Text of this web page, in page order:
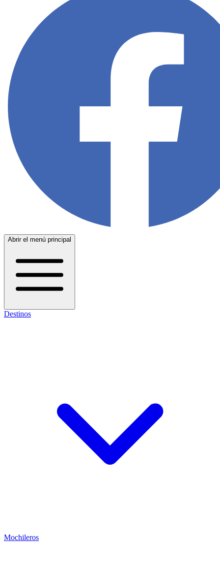
Abrir el menú principal
Destinos
Mochileros